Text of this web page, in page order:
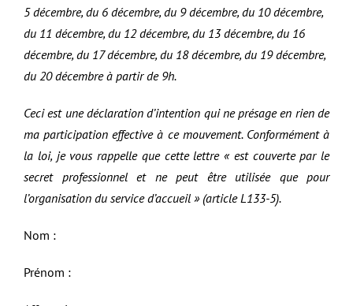
5 décembre, du 6 décembre, du 9 décembre, du 10 décembre,
du 11 décembre, du 12 décembre, du 13 décembre, du 16
décembre, du 17 décembre, du 18 décembre, du 19 décembre,
du 20 décembre à partir de 9h.
Ceci est une déclaration d’intention qui ne présage en rien de
ma participation effective à ce mouvement. Conformément à
la loi, je vous rappelle que cette lettre « est couverte par le
secret professionnel et ne peut être utilisée que pour
l’organisation du service d’accueil » (article L133-5).
Nom :
Prénom :